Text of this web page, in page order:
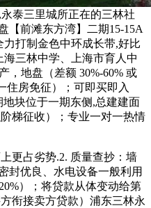
泰三里城所正在的三林社
【前滩东方湾】二期15-15A
打制金色中环成长带,好比
三林中学、上海市育人中
，地盘（差额 30%-60% 或
住房免征）；可即买即入
块位于一期东侧,总建建面
梯征收）；专业一对一热情
占劣势.2. 质量查抄：墙
封优良、水电设备一般利用
）；将贷款从体变动给第
衔接卖方贷款）浦东三林永